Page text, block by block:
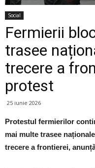
Social
Fermierii
trasee
trecere a
protest
25 iunie 2026
Protestul fermierilor
mai multe trasee
trecere a frontierei,